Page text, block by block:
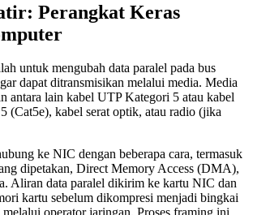
Perangkat Keras
untuk mengubah data paralel pada bus
dapat ditransmisikan melalui media. Media
antara lain kabel UTP Kategori 5 atau kabel
(Cat5e), kabel serat optik, atau radio (jika
ke NIC dengan beberapa cara, termasuk
dipetakan, Direct Memory Access (DMA),
Aliran data paralel dikirim ke kartu NIC dan
kartu sebelum dikompresi menjadi bingkai